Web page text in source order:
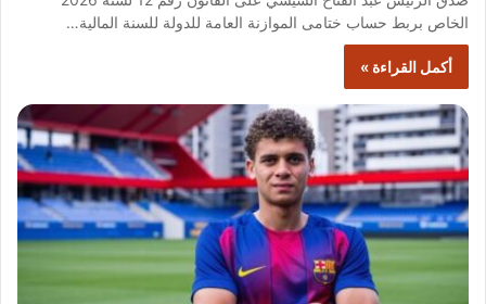
الخاص بربط حساب ختامى الموازنة العامة للدولة للسنة المالية…
أكمل القراءة »